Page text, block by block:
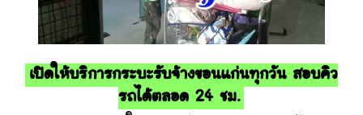
เปิดให้บริการกระบะรับจ้างขอนแก่นทุกวัน สอบคิว
รถได้ตลอด 24 ชม.